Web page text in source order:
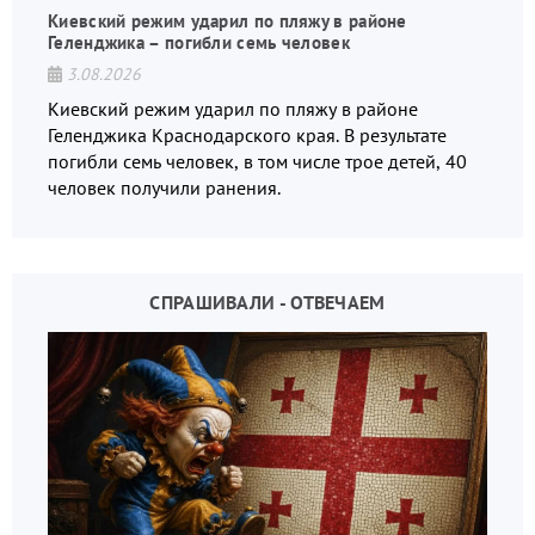
Киевский режим ударил по пляжу в районе
Геленджика – погибли семь человек
3.08.2026
Киевский режим ударил по пляжу в районе
Геленджика Краснодарского края. В результате
погибли семь человек, в том числе трое детей, 40
человек получили ранения.
СПРАШИВАЛИ - ОТВЕЧАЕМ